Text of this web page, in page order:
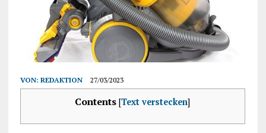
VON: REDAKTION 27/03/2023
Contents [Text verstecken]